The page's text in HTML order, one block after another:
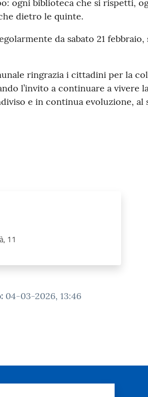
ogni biblioteca che si rispetti,
dietro le quinte.
da sabato 21 febbraio,
ringrazia i cittadini per la
l’invito a continuare a vivere
e in continua evoluzione, al
11
: 04-03-2026, 13:46